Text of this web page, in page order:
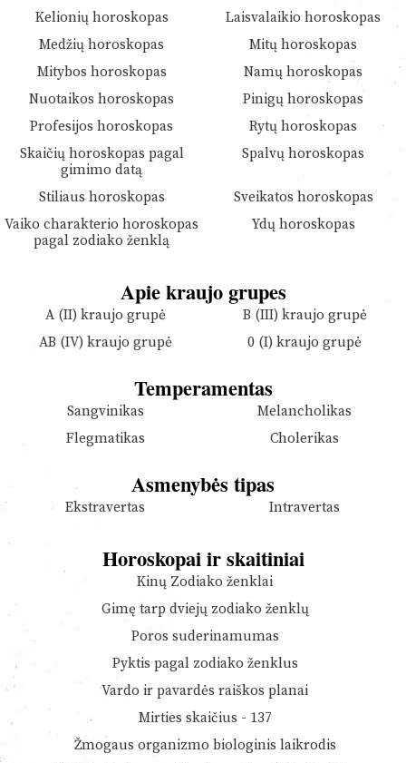
Kelionių horoskopas
Laisvalaikio horoskopas
Medžių horoskopas
Mitų horoskopas
Mitybos horoskopas
Namų horoskopas
Nuotaikos horoskopas
Pinigų horoskopas
Profesijos horoskopas
Rytų horoskopas
Skaičių horoskopas pagal
gimimo datą
Spalvų horoskopas
Stiliaus horoskopas
Sveikatos horoskopas
Vaiko charakterio horoskopas
pagal zodiako ženklą
Ydų horoskopas
Apie kraujo grupes
A (II) kraujo grupė
B (III) kraujo grupė
AB (IV) kraujo grupė
0 (I) kraujo grupė
Temperamentas
Sangvinikas
Melancholikas
Flegmatikas
Cholerikas
Asmenybės tipas
Ekstravertas Intravertas
Horoskopai ir skaitiniai
Kinų Zodiako ženklai
Gimę tarp dviejų zodiako ženklų
Poros suderinamumas
Pyktis pagal zodiako ženklus
Vardo ir pavardės raiškos planai
Mirties skaičius - 137
Žmogaus organizmo biologinis laikrodis